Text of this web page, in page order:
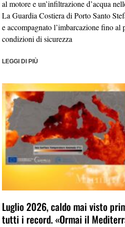
al motore e un’infiltrazione d’acqua
La Guardia Costiera di Porto Santo
e accompagnato l’imbarcazione fino
condizioni di sicurezza
LEGGI DI PIÙ
Luglio 2026, caldo mai visto
tutti i record. «Ormai il